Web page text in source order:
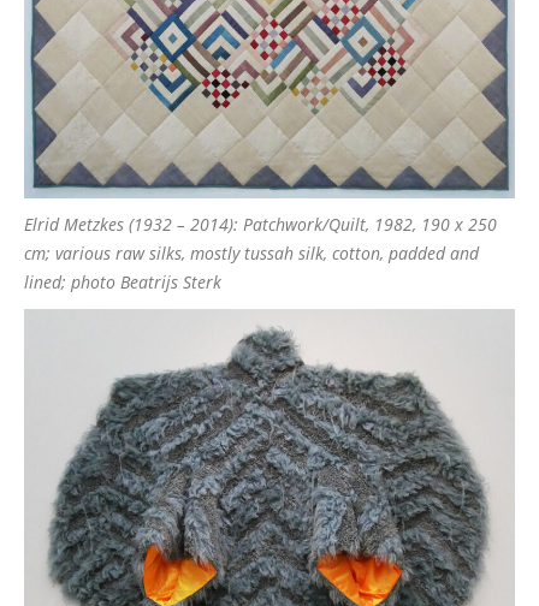
Elrid Metzkes (1932 – 2014): Patchwork/Quilt, 1982, 190 x 250
cm; various raw silks, mostly tussah silk, cotton, padded and
lined; photo Beatrijs Sterk